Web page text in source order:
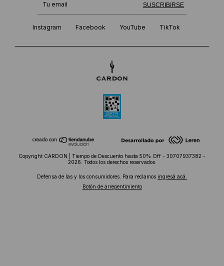
SUSCRIBIRSE
¡Te suscribiste exitosamente!
Instagram Facebook YouTube TikTok
Copyright CARDON | Tiempo de Descuento hasta 50% Off - 30707937382 -
2026. Todos los derechos reservados.
Defensa de las y los consumidores. Para reclamos ingresá acá.
Botón de arrepentimiento